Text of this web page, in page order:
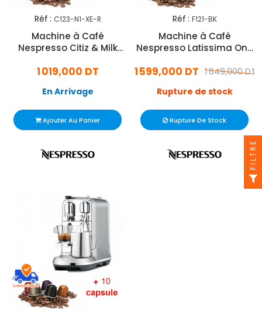
Réf : C123-N1-XE-R
Machine à Café
Nespresso Citiz & Milk
Capsules - Rouge
1 019,000 DT
En Arrivage
Ajouter Au Panier
Réf : F121-BK
Machine à Café
Nespresso Latissima One
1 649,000 DT
1 599,000 DT
Rupture de stock
Rupture De Stock
FILTRE